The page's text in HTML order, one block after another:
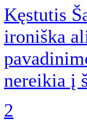
Kęstutis
ironiška
nereikia į
2